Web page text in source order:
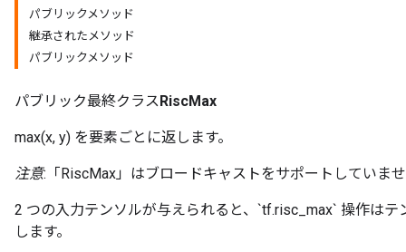
パブリックメソッド
継承されたメソッド
パブリックメソッド
パブリック最終クラスRiscMax
max(x, y) を要素ごとに返します。
注意:「RiscMax」はブロードキャストをサポートしていま
2 つの入力テンソルが与えられると、`tf.risc_max` 操作は
します。